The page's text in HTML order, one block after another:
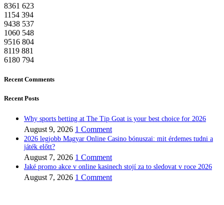
8361 623
1154 394
9438 537
1060 548
9516 804
8119 881
6180 794
Recent Comments
Recent Posts
Why sports betting at The Tip Goat is your best choice for 2026
August 9, 2026 1 Comment
2026 legjobb Magyar Online Casino bónuszai: mit érdemes tudni a
játék előtt?
August 7, 2026 1 Comment
Jaké promo akce v online kasinech stojí za to sledovat v roce 2026
August 7, 2026 1 Comment